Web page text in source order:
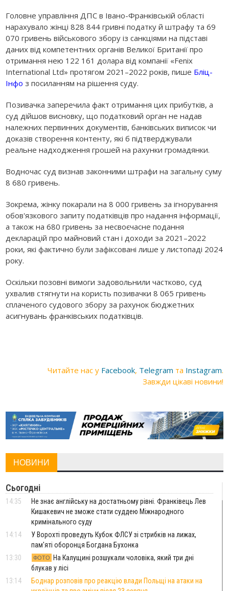
Головне управління ДПС в Івано-Франківській області
нарахувало жінці 828 844 гривні податку й штрафу та 69
070 гривень військового збору із санкціями на підставі
даних від компетентних органів Великої Британії про
отримання нею 122 161 долара від компанії «Fenix
International Ltd» протягом 2021–2022 років, пише Бліц-
Інфо з посиланням на рішення суду.
Позивачка заперечила факт отримання цих прибутків, а
суд дійшов висновку, що податковий орган не надав
належних первинних документів, банківських виписок чи
доказів створення контенту, які б підтверджували
реальне надходження грошей на рахунки громадянки.
Водночас суд визнав законними штрафи на загальну суму
8 680 гривень.
Зокрема, жінку покарали на 8 000 гривень за ігнорування
обов'язкового запиту податківців про надання інформації,
а також на 680 гривень за несвоєчасне подання
декларацій про майновий стан і доходи за 2021–2022
роки, які фактично були зафіксовані лише у листопаді 2024
року.
Оскільки позовні вимоги задовольнили частково, суд
ухвалив стягнути на користь позивачки 8 065 гривень
сплаченого судового збору за рахунок бюджетних
асигнувань франківських податківців.
Читайте нас у Facebook, Telegram та Instagram.
Завжди цікаві новини!
НОВИНИ
Сьогодні
14:35
Не знає англійську на достатньому рівні. Франківець Лев
Кишакевич не зможе стати суддею Міжнародного
кримінального суду
14:14
У Ворохті проведуть Кубок ФЛСУ зі стрибків на лижах,
пам'яті оборонця Богдана Бухонка
13:30
ФОТО
На Калущині розшукали чоловіка, який три дні
блукав у лісі
13:14
Боднар розповів про реакцію влади Польщі на атаки на